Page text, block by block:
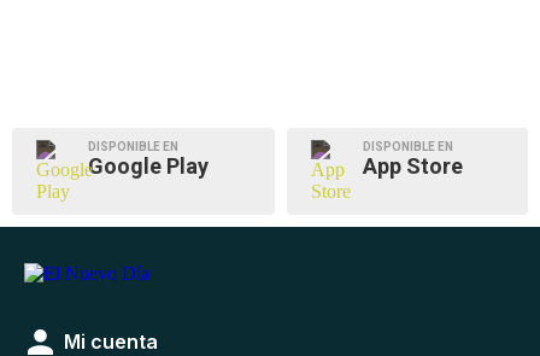
DISPONIBLE EN
Google Play
DISPONIBLE EN
App Store
Mi cuenta